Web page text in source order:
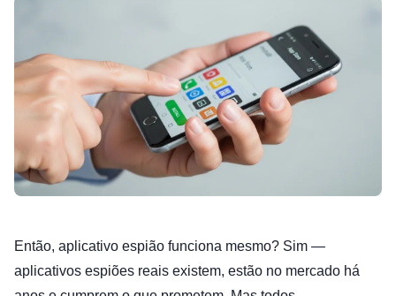
Então, aplicativo espião funciona mesmo? Sim —
aplicativos espiões reais existem, estão no mercado há